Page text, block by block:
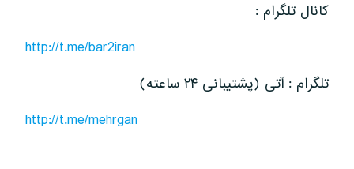
کانال تلگرام :
http://t.me/bar2iran
تلگرام : آتی (پشتیبانی ۲۴ ساعته)
http://t.me/mehrgan